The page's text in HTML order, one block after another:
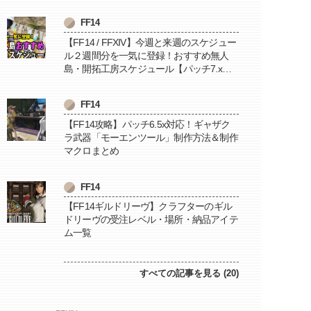
FF14
【FF14 / FFXIV】今週と来週のスケジュー
ル２週間分を一気に登録！おすすめ無人
島・開拓工房スケジュール【パッチ7.x対
FF14
【FF14攻略】パッチ6.5x対応！ギャザク
ラ武器「モーエンツール」制作方法＆制作
マクロまとめ
FF14
【FF14ギルドリーヴ】クラフターのギル
ドリーヴの受注レベル・場所・納品アイテ
ム一覧
すべての記事を見る (20)